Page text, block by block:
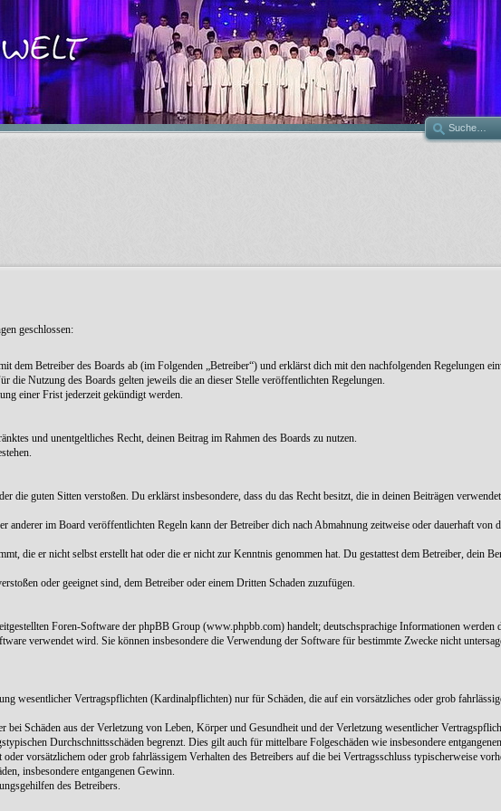
geschlossen:
Betreiber des Boards ab (im Folgenden „Betreiber“) und erklärst dich mit den nachfolgenden Regelungen
die Nutzung des Boards gelten jeweils die an dieser Stelle veröffentlichten Regelungen.
einer Frist jederzeit gekündigt werden.
und unentgeltliches Recht, deinen Beitrag im Rahmen des Boards zu nutzen.
die guten Sitten verstoßen. Du erklärst insbesondere, dass du das Recht besitzt, die in deinen Beiträgen
im Board veröffentlichten Regeln kann der Betreiber dich nach Abmahnung zeitweise oder dauerhaft von
die er nicht selbst erstellt hat oder die er nicht zur Kenntnis genommen hat. Du gestattest dem Betreiber, dein
oder geeignet sind, dem Betreiber oder einem Dritten Schaden zuzufügen.
Foren-Software der phpBB Group (www.phpbb.com) handelt; deutschsprachige Informationen werden
verwendet wird. Sie können insbesondere die Verwendung der Software für bestimmte Zwecke nicht
wesentlicher Vertragspflichten (Kardinalpflichten) nur für Schäden, die auf ein vorsätzliches oder grob
Schäden aus der Verletzung von Leben, Körper und Gesundheit und der Verletzung wesentlicher
Durchschnittsschäden begrenzt. Dies gilt auch für mittelbare Folgeschäden wie insbesondere
vorsätzlichem oder grob fahrlässigem Verhalten des Betreibers auf die bei Vertragsschluss typischerweise
insbesondere entgangenen Gewinn.
des Betreibers.